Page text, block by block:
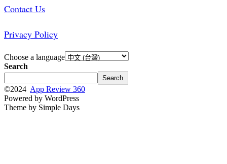
Contact Us
Privacy Policy
Choose a language
Search
Search
©2024 App Review 360
Powered by WordPress
Theme by Simple Days